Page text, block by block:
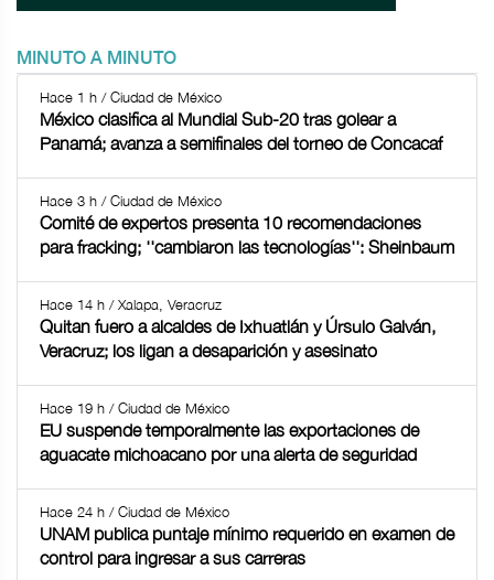
MINUTO A MINUTO
Hace 1 h / Ciudad de México
México clasifica al Mundial Sub-20 tras golear a
Panamá; avanza a semifinales del torneo de Concacaf
Hace 3 h / Ciudad de México
Comité de expertos presenta 10 recomendaciones
para fracking; ''cambiaron las tecnologías'': Sheinbaum
Hace 14 h / Xalapa, Veracruz
Quitan fuero a alcaldes de Ixhuatlán y Úrsulo Galván,
Veracruz; los ligan a desaparición y asesinato
Hace 19 h / Ciudad de México
EU suspende temporalmente las exportaciones de
aguacate michoacano por una alerta de seguridad
Hace 24 h / Ciudad de México
UNAM publica puntaje mínimo requerido en examen de
control para ingresar a sus carreras